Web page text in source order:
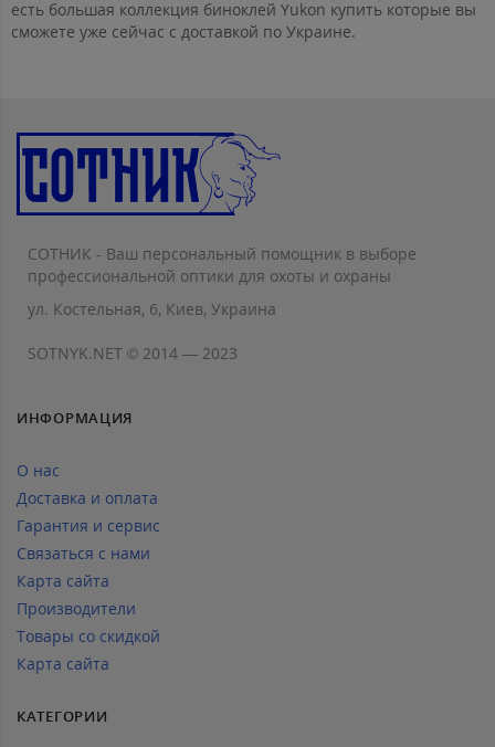
есть большая коллекция биноклей Yukon купить которые вы
сможете уже сейчас с доставкой по Украине.
СОТНИК - Ваш персональный помощник в выборе
профессиональной оптики для охоты и охраны
ул. Костельная, 6, Киев, Украина
SOTNYK.NET © 2014 — 2023
ИНФОРМАЦИЯ
О нас
Доставка и оплата
Гарантия и сервис
Связаться с нами
Карта сайта
Производители
Товары со скидкой
Карта сайта
КАТЕГОРИИ